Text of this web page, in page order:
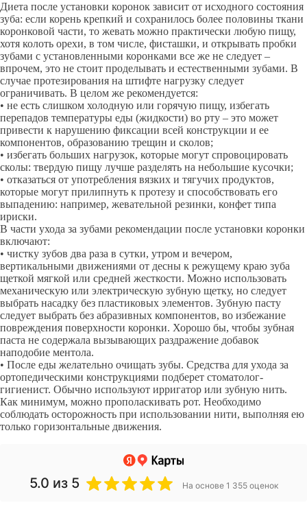
Диета после установки коронок зависит от исходного состояния
зуба: если корень крепкий и сохранилось более половины ткани
коронковой части, то жевать можно практически любую пищу,
хотя колоть орехи, в том числе, фисташки, и открывать пробки
зубами с установленными коронками все же не следует –
впрочем, это не стоит проделывать и естественными зубами. В
случае протезирования на штифте нагрузку следует
ограничивать. В целом же рекомендуется:
• не есть слишком холодную или горячую пищу, избегать
перепадов температуры еды (жидкости) во рту – это может
привести к нарушению фиксации всей конструкции и ее
компонентов, образованию трещин и сколов;
• избегать больших нагрузок, которые могут спровоцировать
сколы: твердую пищу лучше разделять на небольшие кусочки;
• отказаться от употребления вязких и тягучих продуктов,
которые могут прилипнуть к протезу и способствовать его
выпадению: например, жевательной резинки, конфет типа
ириски.
В части ухода за зубами рекомендации после установки коронки
включают:
• чистку зубов два раза в сутки, утром и вечером,
вертикальными движениями от десны к режущему краю зуба
щеткой мягкой или средней жесткости. Можно использовать
механическую или электрическую зубную щетку, но следует
выбрать насадку без пластиковых элементов. Зубную пасту
следует выбрать без абразивных компонентов, во избежание
повреждения поверхности коронки. Хорошо бы, чтобы зубная
паста не содержала вызывающих раздражение добавок
наподобие ментола.
• После еды желательно очищать зубы. Средства для ухода за
ортопедическими конструкциями подберет стоматолог-
гигиенист. Обычно используют ирригатор или зубную нить.
Как минимум, можно прополаскивать рот. Необходимо
соблюдать осторожность при использовании нити, выполняя ею
только горизонтальные движения.
5.0 из 5 На основе 1 355 оценок